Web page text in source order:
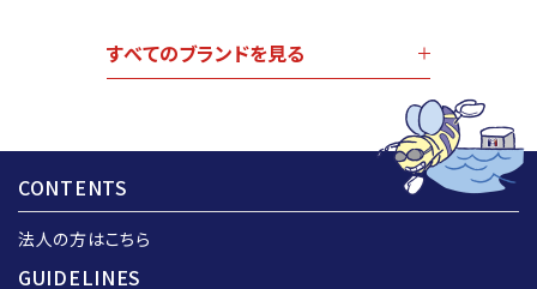
すべてのブランドを見る
CONTENTS
法人の方はこちら
GUIDELINES